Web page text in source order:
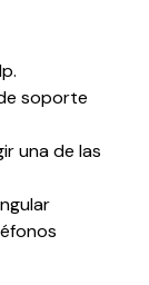
soporte
una de las